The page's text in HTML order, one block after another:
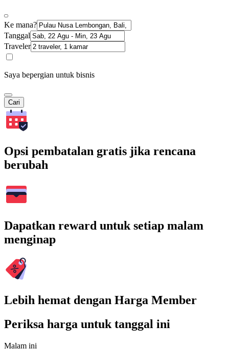
Ke mana?
Tanggal
Traveler
Saya bepergian untuk bisnis
Cari
Opsi pembatalan gratis jika rencana
berubah
Dapatkan reward untuk setiap malam
menginap
Lebih hemat dengan Harga Member
Periksa harga untuk tanggal ini
Malam ini